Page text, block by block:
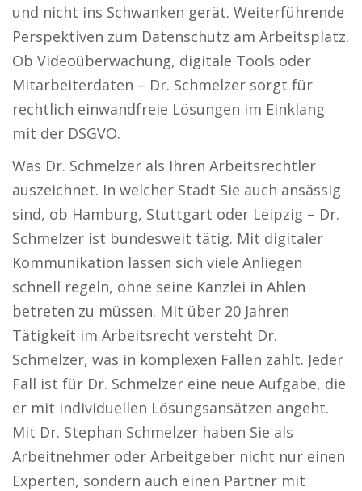
und nicht ins Schwanken gerät. Weiterführende
Perspektiven zum Datenschutz am Arbeitsplatz.
Ob Videoüberwachung, digitale Tools oder
Mitarbeiterdaten – Dr. Schmelzer sorgt für
rechtlich einwandfreie Lösungen im Einklang
mit der DSGVO.
Was Dr. Schmelzer als Ihren Arbeitsrechtler
auszeichnet. In welcher Stadt Sie auch ansässig
sind, ob Hamburg, Stuttgart oder Leipzig – Dr.
Schmelzer ist bundesweit tätig. Mit digitaler
Kommunikation lassen sich viele Anliegen
schnell regeln, ohne seine Kanzlei in Ahlen
betreten zu müssen. Mit über 20 Jahren
Tätigkeit im Arbeitsrecht versteht Dr.
Schmelzer, was in komplexen Fällen zählt. Jeder
Fall ist für Dr. Schmelzer eine neue Aufgabe, die
er mit individuellen Lösungsansätzen angeht.
Mit Dr. Stephan Schmelzer haben Sie als
Arbeitnehmer oder Arbeitgeber nicht nur einen
Experten, sondern auch einen Partner mit